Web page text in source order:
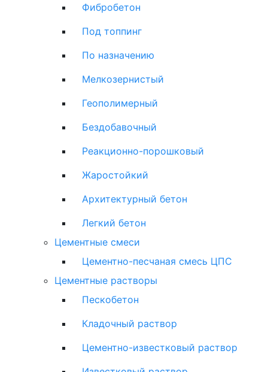
Фибробетон
Под топпинг
По назначению
Мелкозернистый
Геополимерный
Бездобавочный
Реакционно-порошковый
Жаростойкий
Архитектурный бетон
Легкий бетон
Цементные смеси
Цементно-песчаная смесь ЦПС
Цементные растворы
Пескобетон
Кладочный раствор
Цементно-известковый раствор